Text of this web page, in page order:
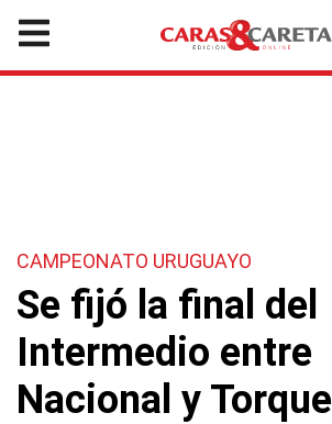
CAMPEONATO URUGUAYO
Se fijó la final del
Intermedio entre
Nacional y Torque